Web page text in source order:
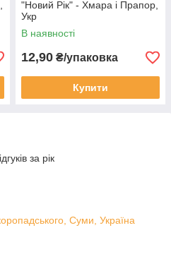
"Новий Рік" - Хмара і Прапор,
Укр
В наявності
12,90 ₴/упаковка
Купити
за рік
Суми, Україна